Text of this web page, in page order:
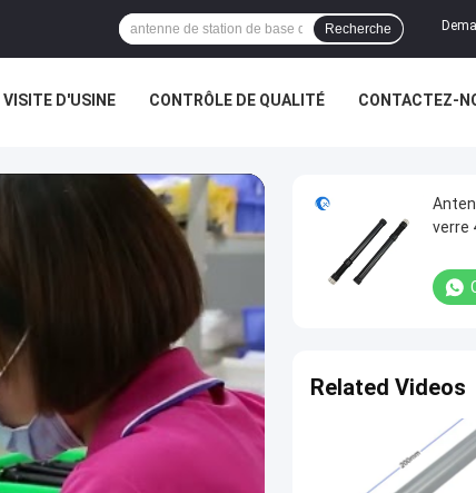
Recherche
VISITE D'USINE CONTRÔLE DE QUALITÉ CONTACTEZ-
verre
Related Videos